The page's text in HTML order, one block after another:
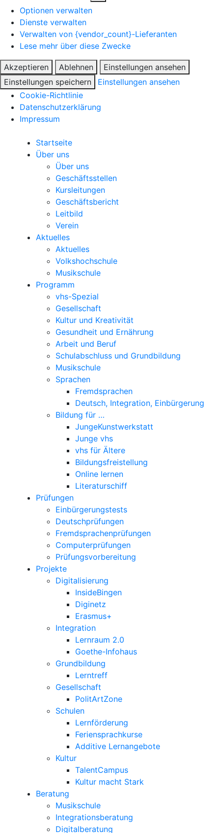
Optionen verwalten
Dienste verwalten
Verwalten von {vendor_count}-Lieferanten
Lese mehr über diese Zwecke
Akzeptieren Ablehnen
Einstellungen ansehen
Einstellungen speichern
Einstellungen ansehen
Cookie-Richtlinie
Datenschutzerklärung
Impressum
Startseite
Über uns
Über uns
Geschäftsstellen
Kursleitungen
Geschäftsbericht
Leitbild
Verein
Aktuelles
Aktuelles
Volkshochschule
Musikschule
Programm
vhs-Spezial
Gesellschaft
Kultur und Kreativität
Gesundheit und Ernährung
Arbeit und Beruf
Schulabschluss und Grundbildung
Musikschule
Sprachen
Fremdsprachen
Deutsch, Integration, Einbürgerung
Bildung für …
JungeKunstwerkstatt
Junge vhs
vhs für Ältere
Bildungsfreistellung
Online lernen
Literaturschiff
Prüfungen
Einbürgerungstests
Deutschprüfungen
Fremdsprachenprüfungen
Computerprüfungen
Prüfungsvorbereitung
Projekte
Digitalisierung
InsideBingen
Diginetz
Erasmus+
Integration
Lernraum 2.0
Goethe-Infohaus
Grundbildung
Lerntreff
Gesellschaft
PolitArtZone
Schulen
Lernförderung
Feriensprachkurse
Additive Lernangebote
Kultur
TalentCampus
Kultur macht Stark
Beratung
Musikschule
Integrationsberatung
Digitalberatung